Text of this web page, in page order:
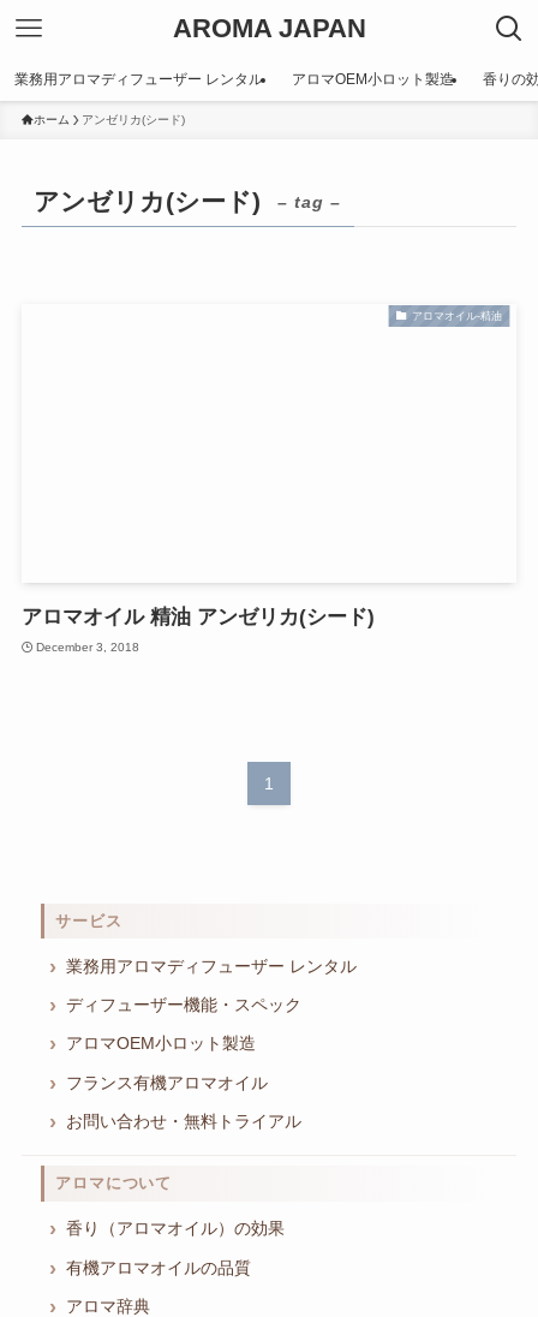
AROMA JAPAN
業務用アロマディフューザー レンタル アロマOEM小ロット製造 香りの
ホーム アンゼリカ(シード)
アンゼリカ(シード) – tag –
アロマオイル-精油
アロマオイル 精油 アンゼリカ(シード)
December 3, 2018
1
サービス
業務用アロマディフューザー レンタル
ディフューザー機能・スペック
アロマOEM小ロット製造
フランス有機アロマオイル
お問い合わせ・無料トライアル
アロマについて
香り（アロマオイル）の効果
有機アロマオイルの品質
アロマ辞典